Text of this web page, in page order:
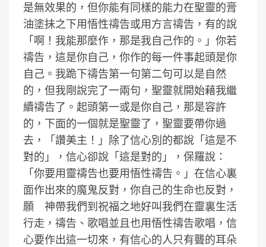
是無效果的，但你能有同樣的能力在聖靈的膏
油塗抺之下用悟性禱告或用方言禱告，有的說
「啊！我能那麼作，那是我自己作的。」你若
禱告，這是你自己，你作的每一件事起頭是你
自己。我跪下禱告第一句第二句可以是自然
的，但我剛說完了一兩句，聖靈就開始藉我繼
續禱告了。起頭第一或是你自己，那是容許
的，下面的一個就是聖靈了，聖靈要帶你過
去，「讚美主！」除了信心別的都說「這是不
對的」，信心卻說「這是對的」，保羅說：
「你要用靈禱告也要用悟性禱告。」在信心裏
面作出來的魔鬼反對，你自己的生命也反對，
願 神帶我們到祝福之地好叫我們在靈裏生活
行走，禱告、歌唱並且也用悟性禱告歌唱，信
心要作出這一切來，有信心的人只有聾的耳朵